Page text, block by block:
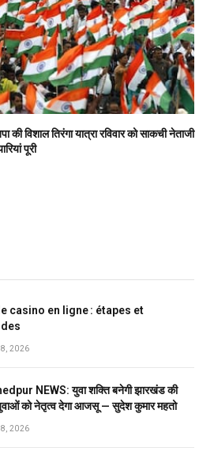
विशाल तिरंगा यात्रा रविवार को साकची नेताजी
पूरी
casino en ligne : étapes et
8, 2026
NEWS: युवा शक्ति बनेगी झारखंड की
को नेतृत्व देगा आजसू — सुदेश कुमार महतो
8, 2026